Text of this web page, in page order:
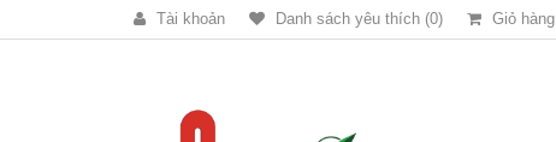
Tài khoản Danh sách yêu thích (0) Giỏ hàng